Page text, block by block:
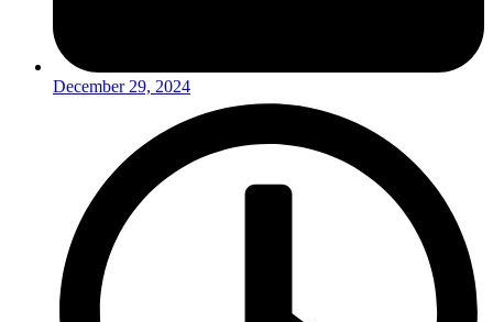
December 29, 2024